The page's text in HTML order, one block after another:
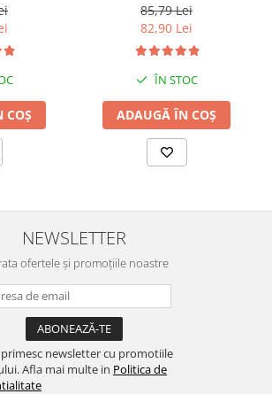
COȘ
85,79 Lei
82,90 Lei
ÎN STOC
ADAUGĂ ÎN COȘ
NEWSLETTER
ofertele și promoțiile noastre
primesc newsletter cu promotiile
Afla mai multe in Politica de